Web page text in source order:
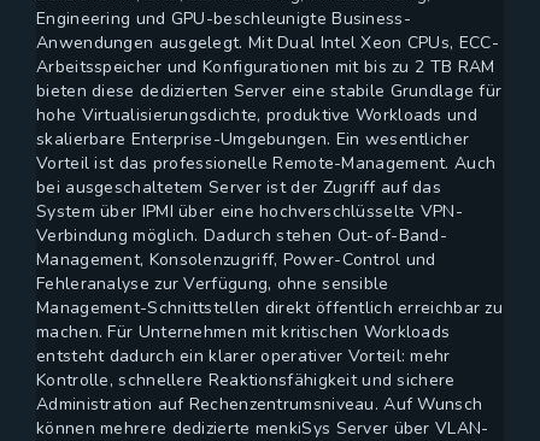
Engineering und GPU-beschleunigte Business-
Anwendungen ausgelegt. Mit Dual Intel Xeon CPUs, ECC-
Arbeitsspeicher und Konfigurationen mit bis zu 2 TB RAM
bieten diese dedizierten Server eine stabile Grundlage für
hohe Virtualisierungsdichte, produktive Workloads und
skalierbare Enterprise-Umgebungen. Ein wesentlicher
Vorteil ist das professionelle Remote-Management. Auch
bei ausgeschaltetem Server ist der Zugriff auf das
System über IPMI über eine hochverschlüsselte VPN-
Verbindung möglich. Dadurch stehen Out-of-Band-
Management, Konsolenzugriff, Power-Control und
Fehleranalyse zur Verfügung, ohne sensible
Management-Schnittstellen direkt öffentlich erreichbar zu
machen. Für Unternehmen mit kritischen Workloads
entsteht dadurch ein klarer operativer Vorteil: mehr
Kontrolle, schnellere Reaktionsfähigkeit und sichere
Administration auf Rechenzentrumsniveau. Auf Wunsch
können mehrere dedizierte menkiSys Server über VLAN-